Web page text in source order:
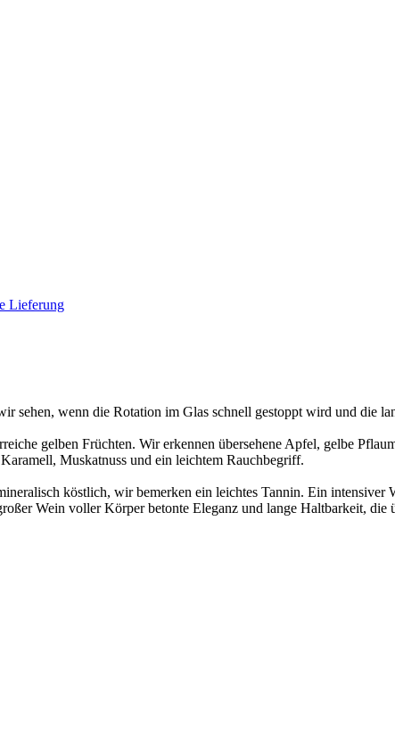
Lieferung
sehen, wenn die Rotation im Glas schnell gestoppt wird und die
gelben Früchten. Wir erkennen übersehene Apfel, gelbe
Muskatnuss und ein leichtem Rauchbegriff.
köstlich, wir bemerken ein leichtes Tannin. Ein intensiver
Wein voller Körper betonte Eleganz und lange Haltbarkeit,